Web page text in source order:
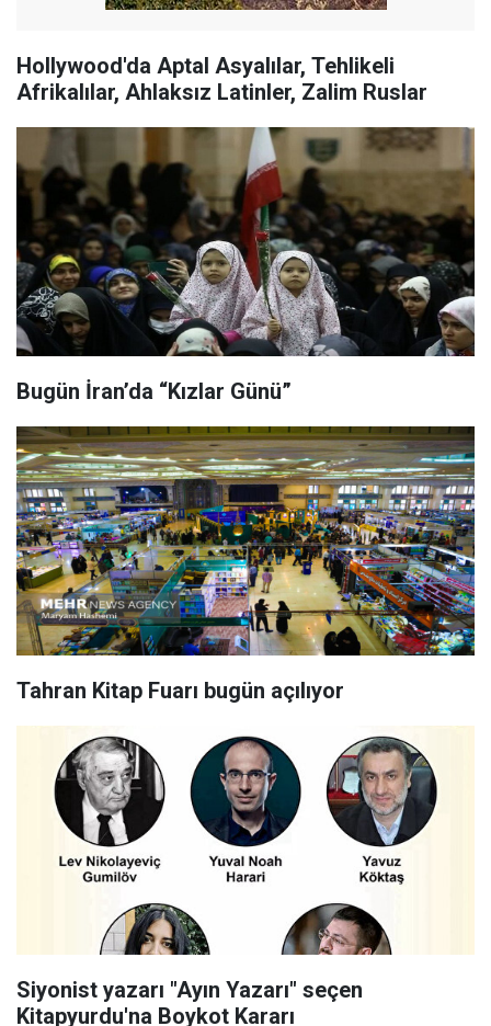
Hollywood'da Aptal Asyalılar, Tehlikeli
Afrikalılar, Ahlaksız Latinler, Zalim Ruslar
Bugün İran’da “Kızlar Günü”
Tahran Kitap Fuarı bugün açılıyor
Siyonist yazarı "Ayın Yazarı" seçen
Kitapyurdu'na Boykot Kararı